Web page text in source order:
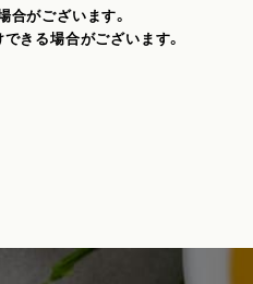
がございます。
きる場合がございます。